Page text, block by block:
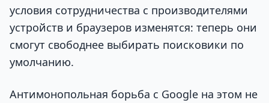
условия сотрудничества с производителями
устройств и браузеров изменятся: теперь они
смогут свободнее выбирать поисковики по
умолчанию.
Антимонопольная борьба с Google на этом не